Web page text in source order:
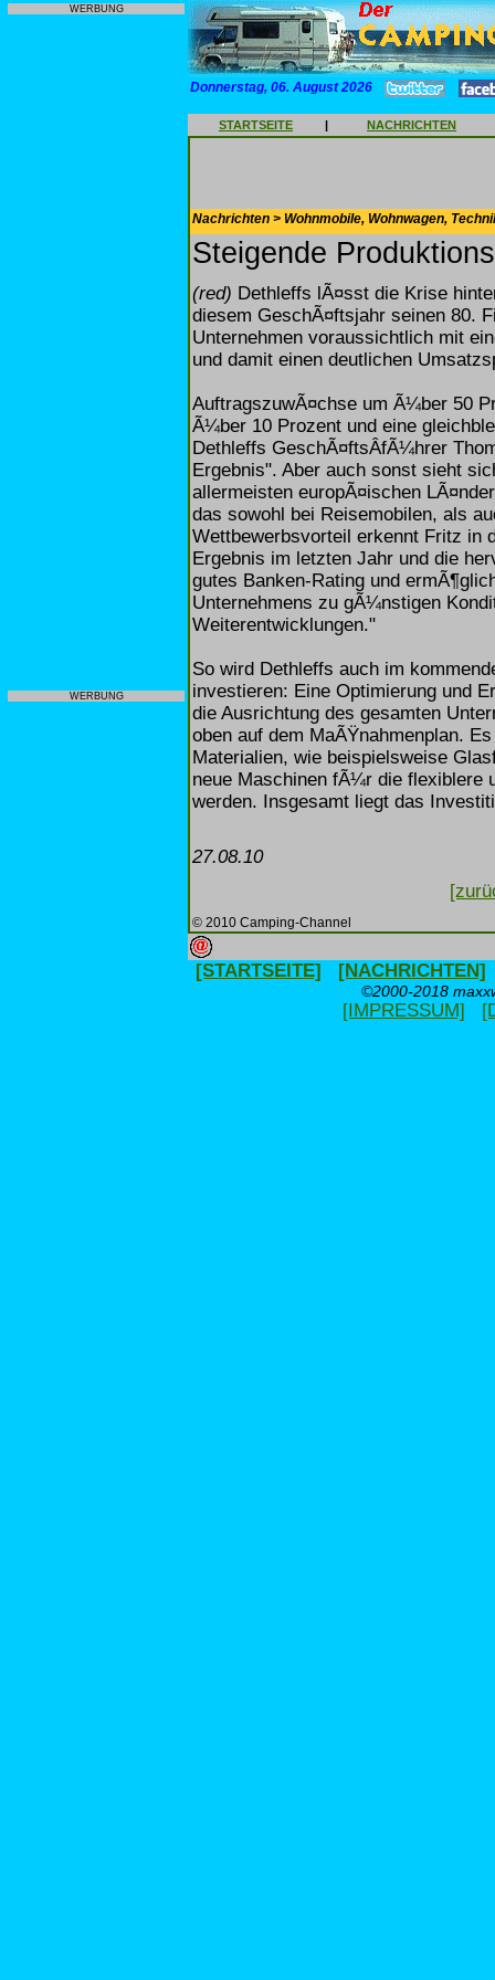
WERBUNG
WERBUNG
Donnerstag, 06. August 2026
STARTSEITE | NACHRICHTEN
Nachrichten > Wohnmobile, Wohnwagen,
Steigende
(red) Dethleffs lÃ¤sst die Krise
diesem GeschÃ¤ftsjahr seinen 80.
Unternehmen voraussichtlich mit
und damit einen deutlichen
AuftragszuwÃ¤chse um Ã¼ber 50
Ã¼ber 10 Prozent und eine
Dethleffs GeschÃ¤ftsÂ­fÃ¼hrer
Ergebnis". Aber auch sonst sieht
allermeisten europÃ¤ischen
das sowohl bei Reisemobilen, als
Wettbewerbsvorteil erkennt Fritz in
Ergebnis im letzten Jahr und die
gutes Banken-Rating und
Unternehmens zu gÃ¼nstigen
Weiterentwicklungen."
So wird Dethleffs auch im
investieren: Eine Optimierung und
die Ausrichtung des gesamten
oben auf dem MaÃŸnahmenplan.
Materialien, wie beispielsweise
neue Maschinen fÃ¼r die flexiblere
werden. Insgesamt liegt das
27.08.10
© 2010 Camping-Channel
[STARTSEITE] [NACHRICHTEN]
©2000-2018
[IMPRESSUM]